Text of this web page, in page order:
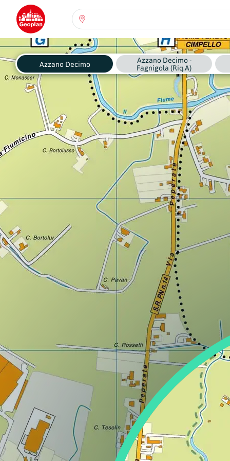
Abruzzo
Regione
Calabria
Regione
Campania
Emilia Romagna
Regione
Friuli-Venezia Giulia
Regione
Lazio
Regione
Liguria
Regione
Lombardia
Regione
Molise
Regione
Piemonte
Regione
Puglia
Regione
Sardegna
Azzano Decimo
Azzano Decimo -
Fagnigola (Riq.A)